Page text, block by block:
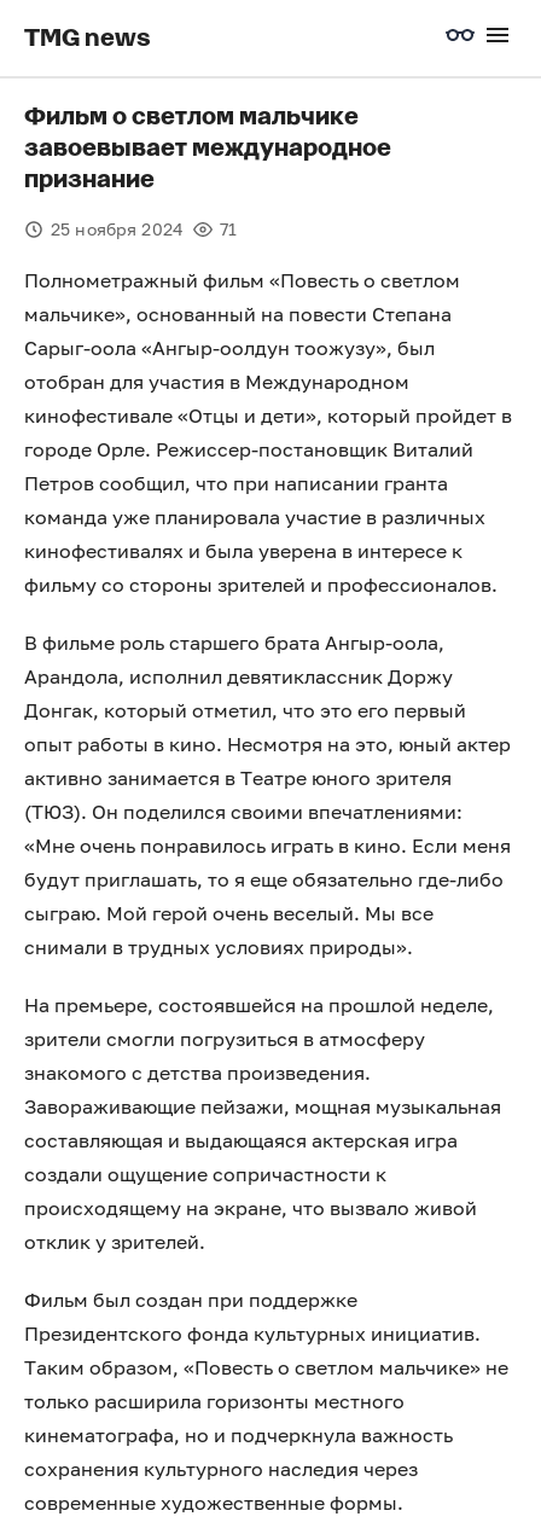
TMG news
Фильм о светлом мальчике
завоевывает международное
признание
25 ноября 2024 71
Полнометражный фильм «Повесть о светлом
мальчике», основанный на повести Степана
Сарыг-оола «Ангыр-оолдун тоожузу», был
отобран для участия в Международном
кинофестивале «Отцы и дети», который пройдет в
городе Орле. Режиссер-постановщик Виталий
Петров сообщил, что при написании гранта
команда уже планировала участие в различных
кинофестивалях и была уверена в интересе к
фильму со стороны зрителей и профессионалов.
В фильме роль старшего брата Ангыр-оола,
Арандола, исполнил девятиклассник Доржу
Донгак, который отметил, что это его первый
опыт работы в кино. Несмотря на это, юный актер
активно занимается в Театре юного зрителя
(ТЮЗ). Он поделился своими впечатлениями:
«Мне очень понравилось играть в кино. Если меня
будут приглашать, то я еще обязательно где-либо
сыграю. Мой герой очень веселый. Мы все
снимали в трудных условиях природы».
На премьере, состоявшейся на прошлой неделе,
зрители смогли погрузиться в атмосферу
знакомого с детства произведения.
Завораживающие пейзажи, мощная музыкальная
составляющая и выдающаяся актерская игра
создали ощущение сопричастности к
происходящему на экране, что вызвало живой
отклик у зрителей.
Фильм был создан при поддержке
Президентского фонда культурных инициатив.
Таким образом, «Повесть о светлом мальчике» не
только расширила горизонты местного
кинематографа, но и подчеркнула важность
сохранения культурного наследия через
современные художественные формы.